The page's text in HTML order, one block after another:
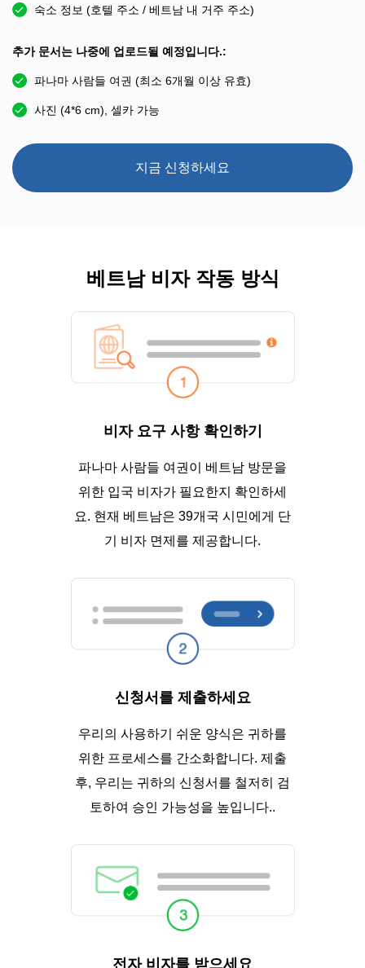
숙소 정보 (호텔 주소 / 베트남 내 거주 주소)
추가 문서는 나중에 업로드될 예정입니다.:
파나마 사람들 여권 (최소 6개월 이상 유효)
사진 (4*6 cm), 셀카 가능
지금 신청하세요
베트남 비자 작동 방식
비자 요구 사항 확인하기
파나마 사람들 여권이 베트남 방문을
위한 입국 비자가 필요한지 확인하세
요. 현재 베트남은 39개국 시민에게 단
기 비자 면제를 제공합니다.
신청서를 제출하세요
우리의 사용하기 쉬운 양식은 귀하를
위한 프로세스를 간소화합니다. 제출
후, 우리는 귀하의 신청서를 철저히 검
토하여 승인 가능성을 높입니다..
전자 비자를 받으세요